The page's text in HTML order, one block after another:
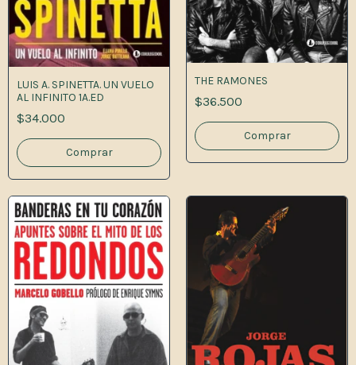
LUIS A. SPINETTA. UN VUELO
AL INFINITO 1A.ED
$34.000
THE RAMONES
$36.500